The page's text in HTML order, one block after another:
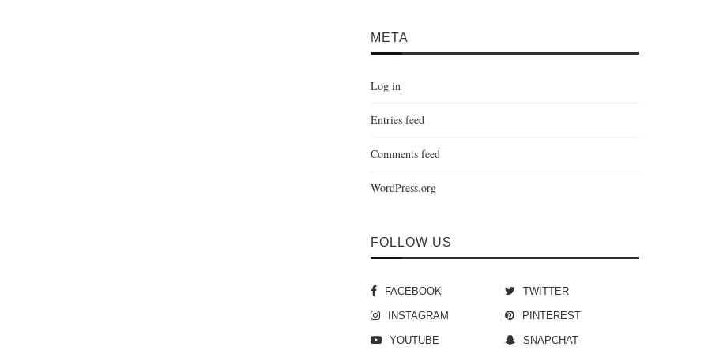
META
Log in
Entries feed
Comments feed
WordPress.org
FOLLOW US
FACEBOOK TWITTER
INSTAGRAM PINTEREST
YOUTUBE SNAPCHAT